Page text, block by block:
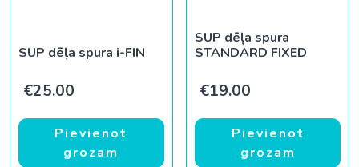
SUP dēļa spura i-FIN
€25.00
Pievienot
grozam
SUP dēļa spura
STANDARD FIXED
€19.00
Pievienot
grozam